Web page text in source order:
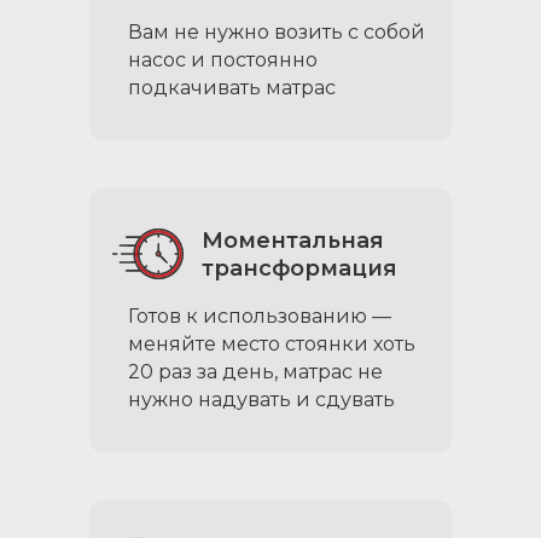
Вам не нужно возить с собой
насос и постоянно
подкачивать матрас
Моментальная
трансформация
Готов к использованию —
меняйте место стоянки хоть
20 раз за день, матрас не
нужно надувать и сдувать